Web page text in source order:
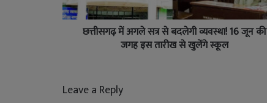
छत्तीसगढ़ में अगले सत्र से बदलेगी व्यवस्था! 16 जून की
जगह इस तारीख से खुलेंगे स्कूल
Leave a Reply